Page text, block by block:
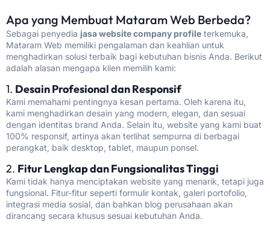
Apa yang Membuat Mataram Web Berbeda?
Sebagai penyedia jasa website company profile terkemuka,
Mataram Web memiliki pengalaman dan keahlian untuk
menghadirkan solusi terbaik bagi kebutuhan bisnis Anda. Berikut
adalah alasan mengapa klien memilih kami:
1. Desain Profesional dan Responsif
Kami memahami pentingnya kesan pertama. Oleh karena itu,
kami menghadirkan desain yang modern, elegan, dan sesuai
dengan identitas brand Anda. Selain itu, website yang kami buat
100% responsif, artinya akan terlihat sempurna di berbagai
perangkat, baik desktop, tablet, maupun ponsel.
2. Fitur Lengkap dan Fungsionalitas Tinggi
Kami tidak hanya menciptakan website yang menarik, tetapi juga
fungsional. Fitur-fitur seperti formulir kontak, galeri portofolio,
integrasi media sosial, dan bahkan blog perusahaan akan
dirancang secara khusus sesuai kebutuhan Anda.